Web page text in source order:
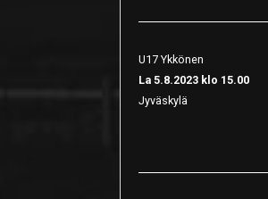
U17 Ykkönen
La 5.8.2023 klo 15.00
Jyväskylä